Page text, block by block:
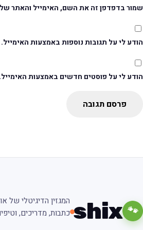
בדפדפן זה את השם, האימייל והאתר
לי על תגובות נוספות באמצעות האימייל.
לי על פוסטים חדשים באמצעות האימייל.
פרסם תגובה
🐾
shix
המגזין הדיגיטלי של
כתבות, מדריכים,